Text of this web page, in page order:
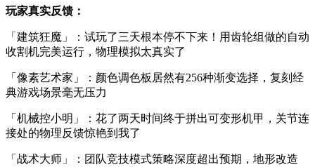
玩家真实反馈：
「建筑狂魔」：试玩了三天根本停不下来！用齿轮组做的自动
收割机完美运行，物理模拟太真实了
「像素艺术家」：颜色调色板居然有256种渐变选择，复刻经
典游戏场景毫无压力
「机械控小明」：花了两天时间终于拼出可变形机甲，关节连
接处的物理反馈惊艳到我了
「战术大师」：团队竞技模式策略深度超出预期，地形改造